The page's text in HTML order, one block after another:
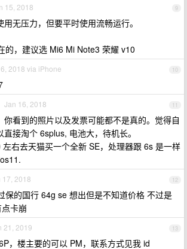
9
15, 2018
无压力，但要平时使用流畅运行。
的，建议选 Mi6 Mi Note3 荣耀 v10
10
2018 via iPhone
11
Jan 16, 2018
你看到的照片以及发票可能都不是真的。觉得自
直接淘个 6splus, 电池大，待机长。
右去天猫买一个全新 SE，处理器跟 6s 是一样
12
17, 2018
保的国行 64g se 想出但是不知道价格 不过是
卡崩
13
21, 2019
，楼主要的可以 PM，联系方式见我 id